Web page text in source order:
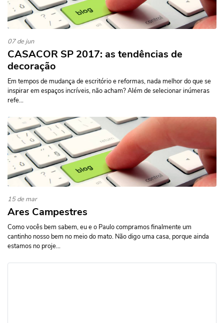
07 de jun
CASACOR SP 2017: as tendências de
decoração
Em tempos de mudança de escritório e reformas, nada melhor do que se
inspirar em espaços incríveis, não acham? Além de selecionar inúmeras
refe...
15 de mar
Ares Campestres
Como vocês bem sabem, eu e o Paulo compramos finalmente um
cantinho nosso bem no meio do mato. Não digo uma casa, porque ainda
estamos no proje...